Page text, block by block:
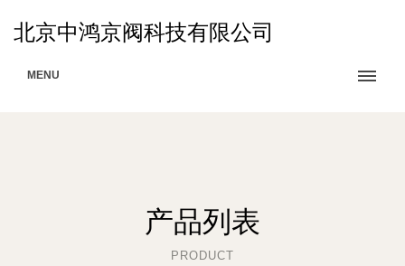
北京中鸿京阀科技有限公司
MENU
产品列表
PRODUCT